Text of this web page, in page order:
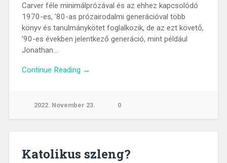
Carver féle minimálprózával és az ehhez kapcsolódó
1970-es, ’80-as prózairodalmi generációval több
könyv és tanulmánykötet foglalkozik, de az ezt követő,
’90-es években jelentkező generáció, mint például
Jonathan…
Continue Reading →
2022. November 23. 0
Katolikus szleng?